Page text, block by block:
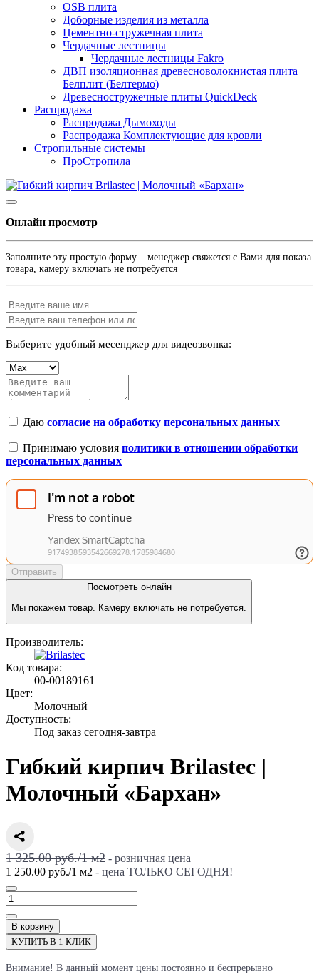
OSB плита
Доборные изделия из металла
Цементно-стружечная плита
Чердачные лестницы
Чердачные лестницы Fakro
ДВП изоляционная древесноволокнистая плита
Белплит (Белтермо)
Древесностружечные плиты QuickDeck
Распродажа
Распродажа Дымоходы
Распродажа Комплектующие для кровли
Стропильные системы
ПроСтропила
Онлайн просмотр
Заполните эту простую форму – менеджер свяжется с Вами для показа
товара, камеру включать не потребуется
Выберите удобный месенджер для видеозвонка:
Даю согласие на обработку персональных данных
Принимаю условия политики в отношении обработки
персональных данных
Отправить
Посмотреть онлайн
Мы покажем товар. Камеру включать не потребуется.
Производитель:
Код товара:
00-00189161
Цвет:
Молочный
Доступность:
Под заказ сегодня-завтра
Гибкий кирпич Brilastec |
Молочный «Бархан»
1 325.00 руб./1м2 - розничная цена
1 250.00 руб./1 м2 - цена ТОЛЬКО СЕГОДНЯ!
В корзину
КУПИТЬ В 1 КЛИК
Внимание! В данный момент цены постоянно и беспрерывно